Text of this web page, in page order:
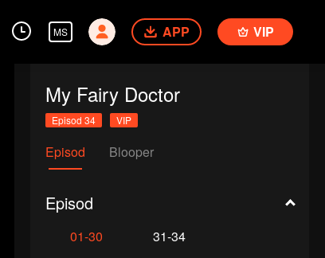
MS APP VIP
My Fairy Doctor
Episod 34 VIP
Episod Blooper
Episod
01-30 31-34